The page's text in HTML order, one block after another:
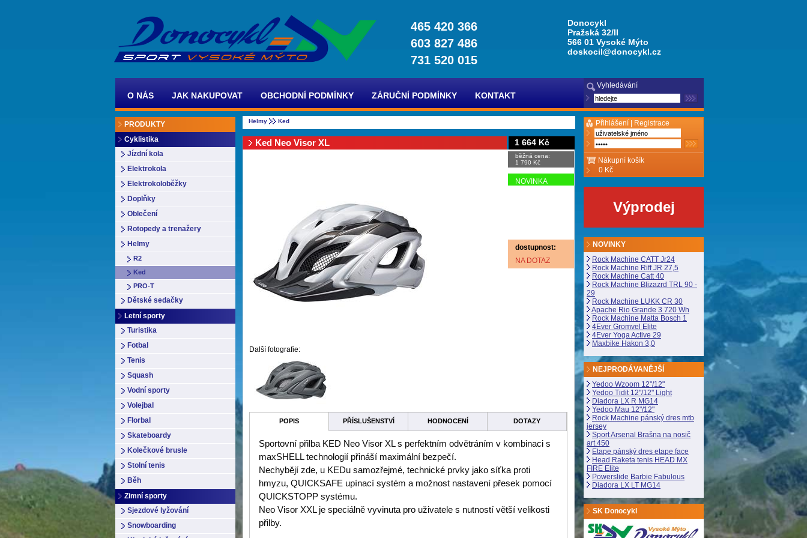
465 420 366
603 827 486
731 520 015
Donocykl
Pražská 32/II
566 01 Vysoké Mýto
doskocil@donocykl.cz
O NÁS JAK NAKUPOVAT OBCHODNÍ PODMÍNKY ZÁRUČNÍ PODMÍNKY KONTAKT
Vyhledávání
PRODUKTY
Cyklistika
Jízdní kola
Elektrokola
Elektrokoloběžky
Doplňky
Oblečení
Rotopedy a trenažery
Helmy
R2
Ked
PRO-T
Dětské sedačky
Letní sporty
Turistika
Fotbal
Tenis
Squash
Vodní sporty
Volejbal
Florbal
Skateboardy
Kolečkové brusle
Stolní tenis
Běh
Zimní sporty
Sjezdové lyžování
Snowboarding
Helmy Ked
Ked Neo Visor XL 1 664 Kč
běžná cena:
1 790 Kč
NOVINKA
dostupnost:
NA DOTAZ
Další fotografie:
POPIS PŘÍSLUŠENSTVÍ HODNOCENÍ DOTAZY
Sportovní přilba KED Neo Visor XL s perfektním odvětráním v kombinaci s
maxSHELL technologií přináší maximální bezpečí.
Nechybějí zde, u KEDu samozřejmé, technické prvky jako síťka proti
hmyzu, QUICKSAFE upínací systém a možnost nastavení přesek pomocí
QUICKSTOPP systému.
Neo Visor XXL je speciálně vyvinuta pro uživatele s nutností větší velikosti
přilby.
Přihlášení | Registrace
Nákupní košík
0 Kč
Výprodej
NOVINKY
Rock Machine CATT Jr24
Rock Machine Riff JR 27,5
Rock Machine Catt 40
Rock Machine Blizazrd TRL 90 -
29
Rock Machine LUKK CR 30
Apache Rio Grande 3 720 Wh
Rock Machine Matta Bosch 1
4Ever Gromvel Elite
4Ever Yoga Active 29
Maxbike Hakon 3,0
NEJPRODÁVANĚJŠÍ
Yedoo Wzoom 12"/12"
Yedoo Tidit 12"/12" Light
Diadora LX R MG14
Yedoo Mau 12"/12"
Rock Machine pánský dres mtb
jersey
Sport Arsenal Brašna na nosič
art.450
Etape pánský dres etape face
Head Raketa tenis HEAD MX
FIRE Elite
Powerslide Barbie Fabulous
Diadora LX LT MG14
SK Donocykl